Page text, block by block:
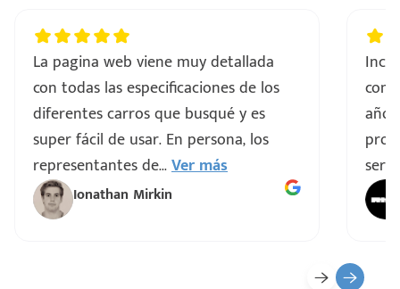
La pagina web viene muy detallada
con todas las especificaciones de los
diferentes carros que busqué y es
super fácil de usar. En persona, los
representantes de...Ver más
Ionathan Mirkin